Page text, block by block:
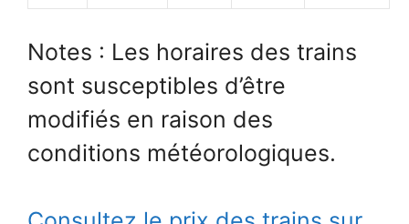
Notes : Les horaires des trains
sont susceptibles d’être
modifiés en raison des
conditions météorologiques.